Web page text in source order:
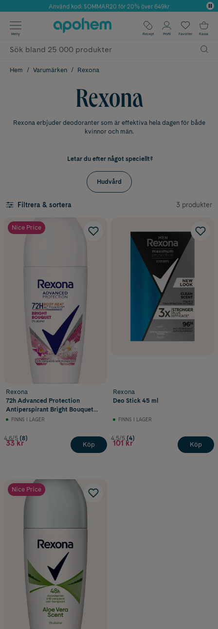
Årets Butik 2025 inom Skönhet
Använd kod: SOMMAR20 för 20% över 649kr
✓ Fri frakt
✓ Poäng på alla köp*
Meny Recept Profil Favoriter Kassa
Hem Varumärken Rexona
Rexona
Rexona erbjuder deodoranter som är effektiva hela dagen för både
kvinnor och män.
Letar du efter något speciellt?
Hudvård
Filtrera & sortera 3 produkter
Nice Price
Rexona
72h Advanced Protection
Antiperspirant Bright Bouquet
Deo Roll-on 50 ml
FINNS I LAGER
4.6/5 (8)
33 kr Köp
Rexona
Deo Stick 45 ml
FINNS I LAGER
4.5/5 (4)
101 kr Köp
Nice Price